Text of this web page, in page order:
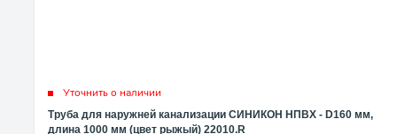
Уточнить о наличии
Труба для наружней канализации СИНИКОН НПВХ - D160 мм,
длина 1000 мм (цвет рыжый) 22010.R